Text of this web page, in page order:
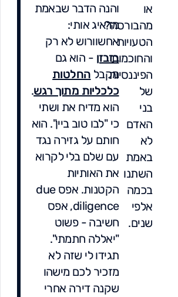
או
מהבורסה?
הטעויות
והחוכמות
הפיננסיות
של
בני
האדם
לא
באמת
השתנו
בכמה
אלפי
שנים.
והנה הדבר שבאמת
מדאיג אותי:
אחשוורוש לא רק
בזבזן - הוא גם
מקבל החלטות
כלכליות מתוך רגש.
הוא מדיח את ושתי
כי "לבו טוב ביין". הוא
חותם על גזירה נגד
עם שלם בלי לקרוא
את האותיות
הקטנות. אפס due
diligence, אפס
חשיבה - פשוט
"יאללה חתמתי".
תגידו לי שזה לא
מזכיר לכם מישהו
שקנה דירה אחרי